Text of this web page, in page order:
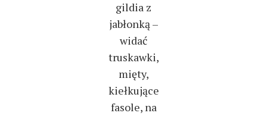
gildia z
jabłonką –
widać
truskawki,
mięty,
kiełkujące
fasole, na